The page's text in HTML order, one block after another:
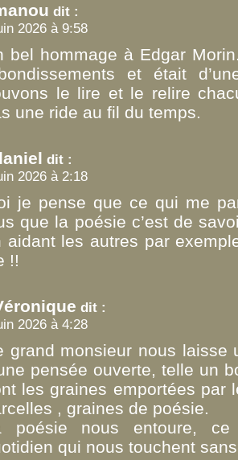
dit :
2026 à 9:58
bel hommage à Edgar
et était
le lire et le relire
une ride au fil du temps.
dit :
2026 à 2:18
je pense que ce qui me
que la poésie c’est de
aidant les autres par
!!
dit :
2026 à 4:28
grand monsieur nous laisse
pensée ouverte, telle un
les graines emportées par
, graines de poésie.
poésie nous entoure,
qui nous touchent